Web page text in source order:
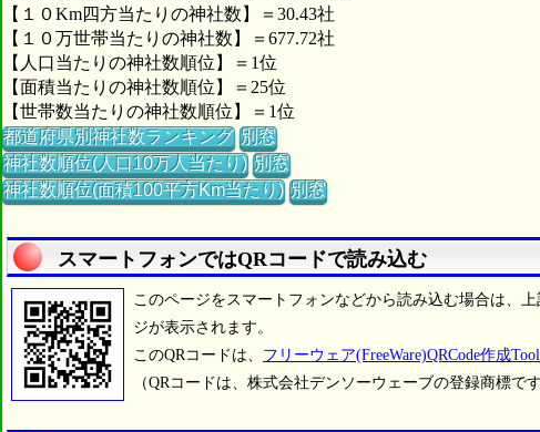
【１０Km四方当たりの神社数】＝30.43社
【１０万世帯当たりの神社数】＝677.72社
【人口当たりの神社数順位】＝1位
【面積当たりの神社数順位】＝25位
【世帯数当たりの神社数順位】＝1位
都道府県別神社数ランキング 別窓
神社数順位(人口10万人当たり) 別窓
神社数順位(面積100平方Km当たり) 別窓
スマートフォンではQRコードで読み込む
このページをスマートフォンなどから読み込む場合は、上
ジが表示されます。
このQRコードは、 フリーウェア(FreeWare)QRCode作成Tool
（QRコードは、株式会社デンソーウェーブの登録商標です